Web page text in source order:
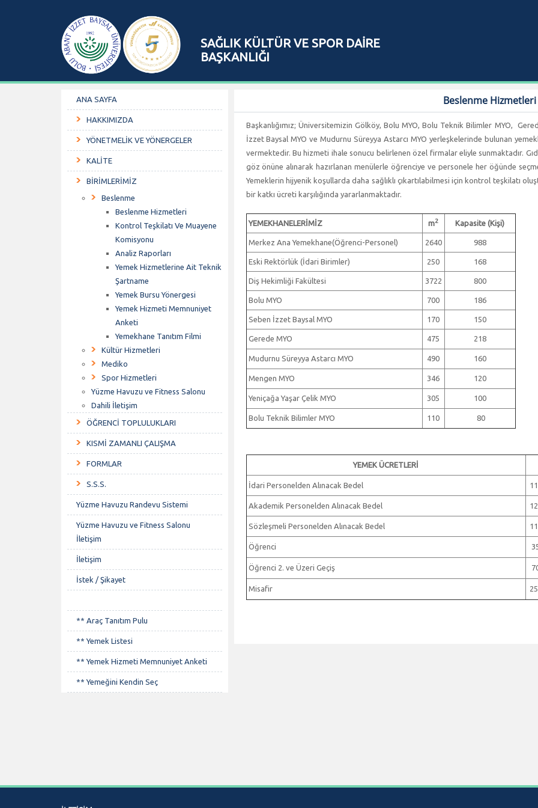
SAĞLIK KÜLTÜR VE SPOR DAİRE
BAŞKANLIĞI
ANA SAYFA
HAKKIMIZDA
YÖNETMELİK VE YÖNERGELER
KALİTE
BİRİMLERİMİZ
Beslenme
Beslenme Hizmetleri
Kontrol Teşkilatı Ve Muayene
Komisyonu
Analiz Raporları
Yemek Hizmetlerine Ait Teknik
Şartname
Yemek Bursu Yönergesi
Yemek Hizmeti Memnuniyet
Anketi
Yemekhane Tanıtım Filmi
Kültür Hizmetleri
Mediko
Spor Hizmetleri
Yüzme Havuzu ve Fitness Salonu
Dahili İletişim
ÖĞRENCİ TOPLULUKLARI
KISMİ ZAMANLI ÇALIŞMA
FORMLAR
S.S.S.
Yüzme Havuzu Randevu Sistemi
Yüzme Havuzu ve Fitness Salonu
İletişim
İletişim
İstek / Şikayet
** Araç Tanıtım Pulu
** Yemek Listesi
** Yemek Hizmeti Memnuniyet Anketi
** Yemeğini Kendin Seç
Beslenme Hizmetleri
Başkanlığımız; Üniversitemizin Gölköy, Bolu MYO, Bolu Teknik Bilimler MYO,
İzzet Baysal MYO ve Mudurnu Süreyya Astarcı MYO yerleşkelerinde bulunan
vermektedir. Bu hizmeti ihale sonucu belirlenen özel firmalar eliyle sunmaktadır.
göz önüne alınarak hazırlanan menülerle öğrenciye ve personele her öğünde
Yemeklerin hijyenik koşullarda daha sağlıklı çıkartılabilmesi için kontrol teşkilatı
bir katkı ücreti karşılığında yararlanmaktadır.
YEMEKHANELERİMİZ m2 Kapasite (Kişi)
Merkez Ana Yemekhane(Öğrenci-Personel) 2640 988
Eski Rektörlük (İdari Birimler) 250 168
Diş Hekimliği Fakültesi 3722 800
Bolu MYO 700 186
Seben İzzet Baysal MYO 170 150
Gerede MYO 475 218
Mudurnu Süreyya Astarcı MYO 490 160
Mengen MYO 346 120
Yeniçağa Yaşar Çelik MYO 305 100
Bolu Teknik Bilimler MYO 110 80
YEMEK ÜCRETLERİ
İdari Personelden Alınacak Bedel
Akademik Personelden Alınacak Bedel
Sözleşmeli Personelden Alınacak Bedel
Öğrenci
Öğrenci 2. ve Üzeri Geçiş
Misafir